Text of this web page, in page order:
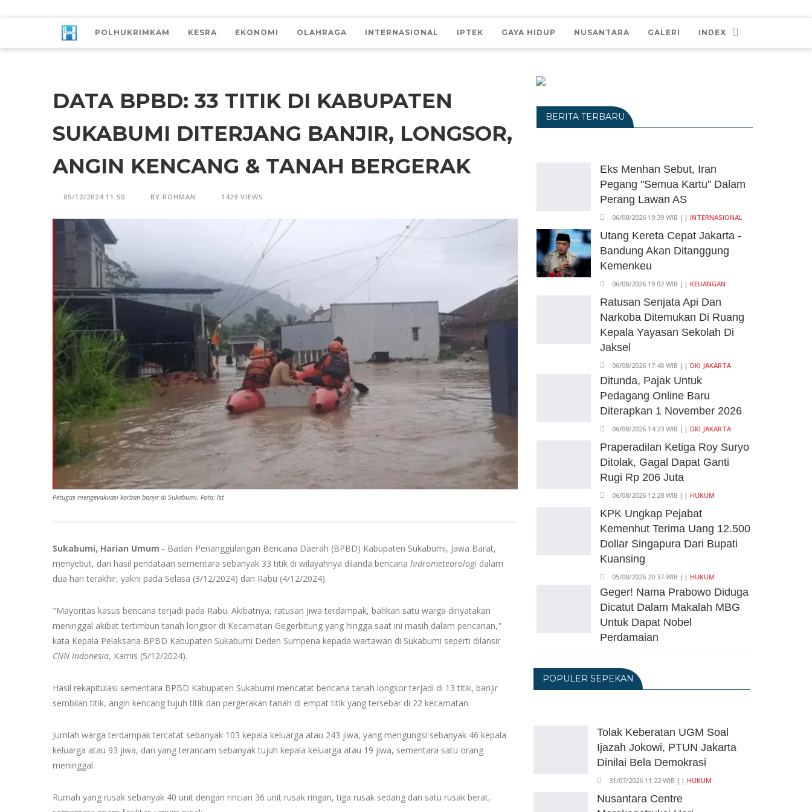
POLHUKRIMKAM KESRA EKONOMI OLAHRAGA INTERNASIONAL IPTEK GAYA HIDUP NUSANTARA GALERI INDEX
DATA BPBD: 33 TITIK DI KABUPATEN
SUKABUMI DITERJANG BANJIR, LONGSOR,
ANGIN KENCANG & TANAH BERGERAK
05/12/2024 11:50 BY ROHMAN 1429 VIEWS
Petugas mengevakuasi korban banjir di Sukabumi. Foto: Ist
Sukabumi, Harian Umum - Badan Penanggulangan Bencana Daerah (BPBD) Kabupaten Sukabumi, Jawa Barat,
menyebut, dari hasil pendataan sementara sebanyak 33 titik di wilayahnya dilanda bencana hidrometeorologi dalam
dua hari terakhir, yakni pada Selasa (3/12/2024) dan Rabu (4/12/2024).
"Mayoritas kasus bencana terjadi pada Rabu. Akibatnya, ratusan jiwa terdampak, bahkan satu warga dinyatakan
meninggal akibat tertimbun tanah longsor di Kecamatan Gegerbitung yang hingga saat ini masih dalam pencarian,"
kata Kepala Pelaksana BPBD Kabupaten Sukabumi Deden Sumpena kepada wartawan di Sukabumi seperti dilansir
CNN Indonesia, Kamis (5/12/2024).
Hasil rekapitulasi sementara BPBD Kabupaten Sukabumi mencatat bencana tanah longsor terjadi di 13 titik, banjir
sembilan titik, angin kencang tujuh titik dan pergerakan tanah di empat titik yang tersebar di 22 kecamatan.
Jumlah warga terdampak tercatat sebanyak 103 kepala keluarga atau 243 jiwa, yang mengungsi sebanyak 46 kepala
keluarga atau 93 jiwa, dan yang terancam sebanyak tujuh kepala keluarga atau 19 jiwa, sementara satu orang
meninggal.
Rumah yang rusak sebanyak 40 unit dengan rincian 36 unit rusak ringan, tiga rusak sedang dan satu rusak berat,
BERITA TERBARU
Eks Menhan Sebut, Iran
Pegang "Semua Kartu" Dalam
Perang Lawan AS
06/08/2026 19:39 WIB || INTERNASIONAL
Utang Kereta Cepat Jakarta -
Bandung Akan Ditanggung
Kemenkeu
06/08/2026 19:02 WIB || KEUANGAN
Ratusan Senjata Api Dan
Narkoba Ditemukan Di Ruang
Kepala Yayasan Sekolah Di
Jaksel
06/08/2026 17:40 WIB || DKI JAKARTA
Ditunda, Pajak Untuk
Pedagang Online Baru
Diterapkan 1 November 2026
06/08/2026 14:23 WIB || DKI JAKARTA
Praperadilan Ketiga Roy Suryo
Ditolak, Gagal Dapat Ganti
Rugi Rp 206 Juta
06/08/2026 12:28 WIB || HUKUM
KPK Ungkap Pejabat
Kemenhut Terima Uang 12.500
Dollar Singapura Dari Bupati
Kuansing
05/08/2026 20:37 WIB || HUKUM
Geger! Nama Prabowo Diduga
Dicatut Dalam Makalah MBG
Untuk Dapat Nobel
Perdamaian
Transjakarta Blok M-Soetta
Ganti Nama Jadi
05/08/2026 15:05 WIB ||TRANSPORTASI
BPS Klaim Angka
Pengangguran Di Indonesia
Pada Mei 2026 Turun Jadi 7,22
Juta Orang
POPULER SEPEKAN
Tolak Keberatan UGM Soal
Ijazah Jokowi, PTUN Jakarta
Dinilai Bela Demokrasi
31/07/2026 11:22 WIB || HUKUM
Nusantara Centre